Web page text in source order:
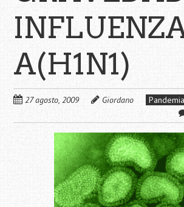
A(H1N1)
27 agosto, 2009 Giordano Pandemia